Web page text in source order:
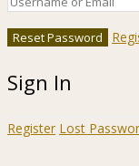
Sign In
Register Lost